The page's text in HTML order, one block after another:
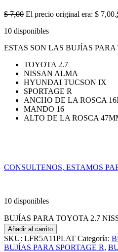
$7,00 El precio original era: $ 7,00.
10 disponibles
ESTAS SON LAS BUJÍAS
TOYOTA 2.7
NISSAN ALMA
HYUNDAI TUCSON IX
SPORTAGE R
ANCHO DE LA ROSCA
MANDO 16
ALTO DE LA ROSCA
CONSULTENOS, ESTAMOS
10 disponibles
BUJÍAS PARA TOYOTA 2.7
Añadir al carrito
SKU: LFR5A11PLAT Categoría:
BUJÍAS PARA SPORTAGE R,